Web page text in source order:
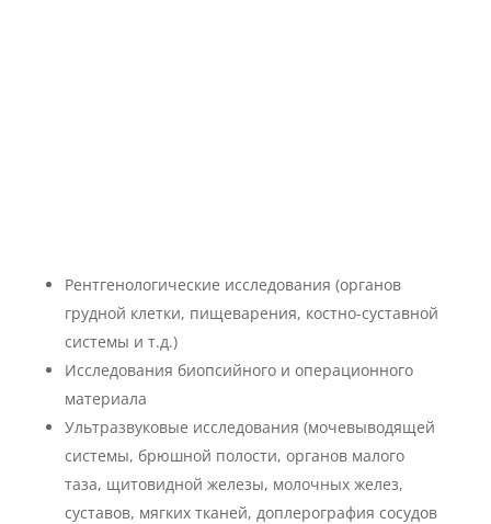
Рентгенологические исследования (органов
грудной клетки, пищеварения, костно-суставной
системы и т.д.)
Исследования биопсийного и операционного
материала
Ультразвуковые исследования (мочевыводящей
системы, брюшной полости, органов малого
таза, щитовидной железы, молочных желез,
суставов, мягких тканей, доплерография сосудов